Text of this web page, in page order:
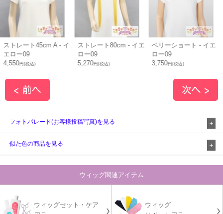
ストレート80cm - イエ
ロー09
5,270円(税込)
ベリーショート - イエ
ロー09
3,750円(税込)
ショートストレート -
イエロー09
3,780円(税込)
フォトパレード(お客様投稿写真)を見る
似た色の商品を見る
ウィッグ関連アイテム
ウィッグセット・ケア
ウィッグ